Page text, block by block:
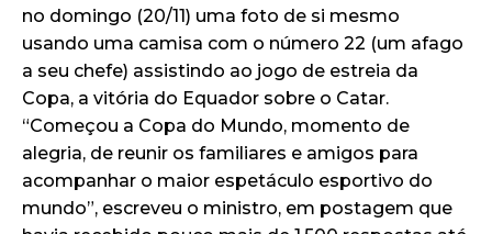
no domingo (20/11) uma foto de si mesmo
usando uma camisa com o número 22 (um afago
a seu chefe) assistindo ao jogo de estreia da
Copa, a vitória do Equador sobre o Catar.
“Começou a Copa do Mundo, momento de
alegria, de reunir os familiares e amigos para
acompanhar o maior espetáculo esportivo do
mundo”, escreveu o ministro, em postagem que